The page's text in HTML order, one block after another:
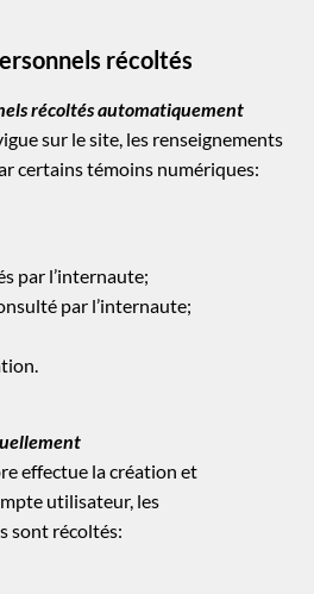
récoltés
récoltésautomatiquement
sur le site, les renseignements
certains témoins numériques:
par l’internaute;
par l’internaute;
effectue la création et
utilisateur, les
sont récoltés: